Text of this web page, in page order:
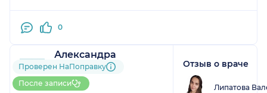
те же работники, что сидят на стойке
процедуру забора крови и обслуживание
клиентов на стойке. За что заплатила деньги не
понятно, теперь придется пересдавать тест и
0
Александра
7 отзывови5 оценок
Больше 10 записей через
НаПоправку
Проверен НаПоправку
После записи
Отзыв о враче
Липатова